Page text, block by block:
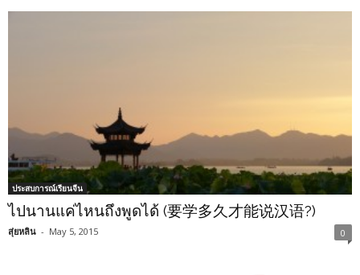
ประสบการณ์เรียนจีน
ไปนานแค่ไหนถึงพูดได้ (要学多久才能说汉语?)
สุ่ยหลิน - May 5, 2015 0